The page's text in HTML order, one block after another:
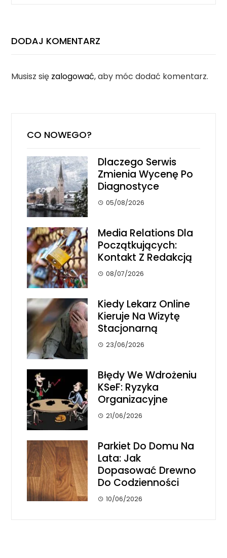
DODAJ KOMENTARZ
Musisz się zalogować, aby móc dodać komentarz.
CO NOWEGO?
Dlaczego Serwis
Zmienia Wycenę Po
Diagnostyce
05/08/2026
Media Relations Dla
Początkujących:
Kontakt Z Redakcją
08/07/2026
Kiedy Lekarz Online
Kieruje Na Wizytę
Stacjonarną
23/06/2026
Błędy We Wdrożeniu
KSeF: Ryzyka
Organizacyjne
21/06/2026
Parkiet Do Domu Na
Lata: Jak
Dopasować Drewno
Do Codzienności
10/06/2026